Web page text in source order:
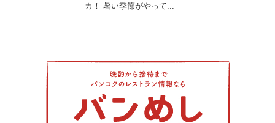
カ！ 暑い季節がやって...